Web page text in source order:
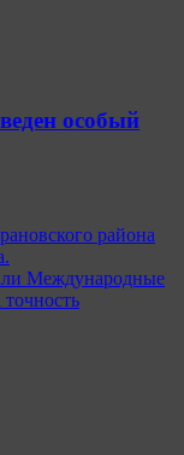
особый
района
Международные